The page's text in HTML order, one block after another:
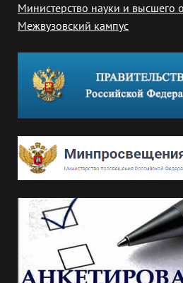
Министерство науки и высшего
Межвузовский кампус